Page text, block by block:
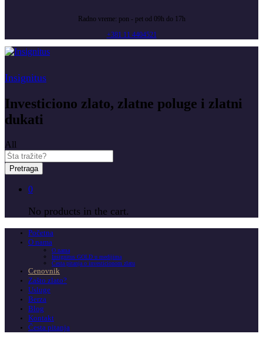
Radno vreme: pon - pet od 09h do 17h
+381 11 4404521
Insignitus
Investiciono zlato, zlatne poluge i zlatni
dukati
All
Pretraga
0
No products in the cart.
Početna
O nama
O nama
Insignitus GOLD u medijima
Česta pitanja o investicionom zlatu
Cenovnik
Zašto zlato?
Usluge
Berza
Blog
Kontakt
Česta pitanja